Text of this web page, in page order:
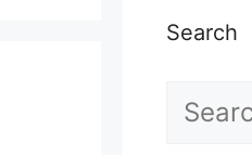
Search
Search